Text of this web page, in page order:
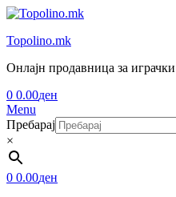
Topolino.mk
Онлајн продавница за
0 0.00ден
Menu
Пребарај
×
0 0.00ден